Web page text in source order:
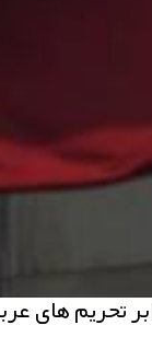
تحریم های